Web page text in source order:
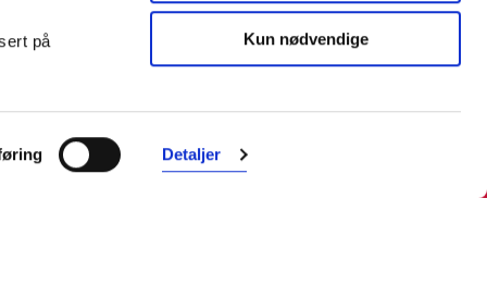
på
Detaljer
Kun nødvendige
nettapotek. Med tusenvis av